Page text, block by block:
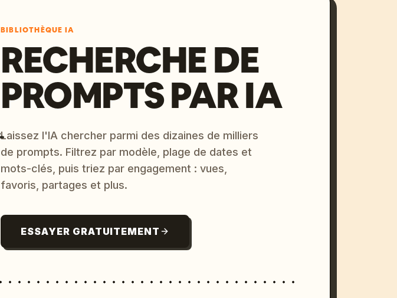
BIBLIOTHÈQUE IA
RECHERCHE DE
PROMPTS PAR IA
Laissez l'IA chercher parmi des dizaines de milliers
de prompts. Filtrez par modèle, plage de dates et
mots-clés, puis triez par engagement : vues,
favoris, partages et plus.
ESSAYER GRATUITEMENT